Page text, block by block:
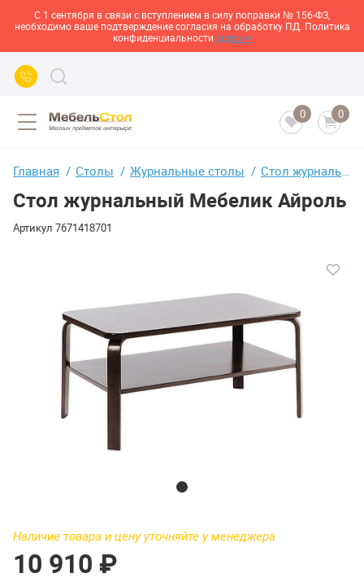
С 1 сентября в связи с вступлением в силу поправки № 156-ФЗ,
необходимо ваше подтверждение согласия на обработку ПД. Политика
конфиденциальности здесь>>
0 0
Главная Столы Журнальные столы Стол журнальный Мебелик Айроль
Стол журнальный Мебелик Айроль
Артикул 7671418701
Наличие товара и цену уточняйте у менеджера
10 910 ₽